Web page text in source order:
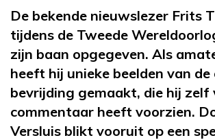
De bekende nieuwslezer Frits
tijdens de Tweede
zijn baan opgegeven. Als
heeft hij unieke beelden van
bevrijding gemaakt, die hij zelf
commentaar heeft voorzien.
Versluis blikt vooruit op een